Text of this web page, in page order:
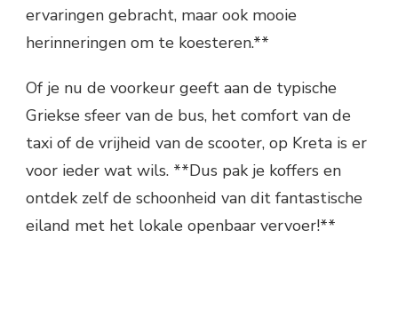
ervaringen gebracht, maar ook mooie
herinneringen om te koesteren.**
Of je nu de voorkeur geeft aan de typische
Griekse sfeer van de bus, het comfort van de
taxi of de vrijheid van de scooter, op Kreta is er
voor ieder wat wils. **Dus pak je koffers en
ontdek zelf de schoonheid van dit fantastische
eiland met het lokale openbaar vervoer!**